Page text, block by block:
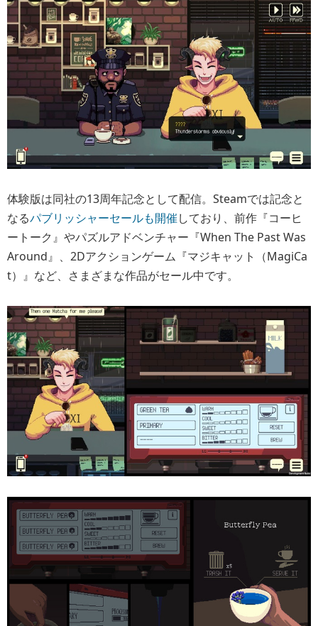
体験版は同社の13周年記念として配信。Steamでは記念と
なるパブリッシャーセールも開催しており、前作『コーヒ
ートーク』やパズルアドベンチャー『When The Past Was
Around』、2Dアクションゲーム『マジキャット（MagiCa
t）』など、さまざまな作品がセール中です。